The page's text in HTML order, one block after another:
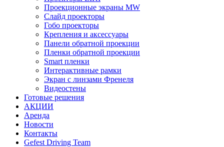
Проекционные экраны MW
Слайд проекторы
Гобо проекторы
Крепления и аксессуары
Панели обратной проекции
Пленки обратной проекции
Smart пленки
Интерактивные рамки
Экран с линзами Френеля
Видеостены
Готовые решения
АКЦИИ
Аренда
Новости
Контакты
Gefest Driving Team